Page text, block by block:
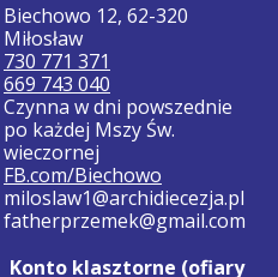
Biechowo 12, 62-320
Miłosław
730 771 371
669 743 040
Czynna w dni powszednie
po każdej Mszy Św.
wieczornej
FB.com/Biechowo
miloslaw1@archidiecezja.pl
fatherprzemek@gmail.com
Konto klasztorne (ofiary